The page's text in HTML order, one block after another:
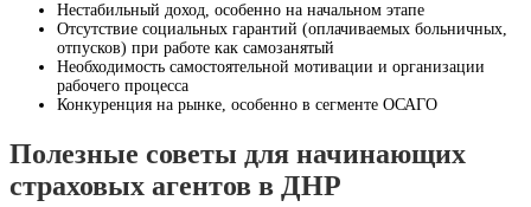
Нестабильный доход, особенно на начальном этапе
Отсутствие социальных гарантий (оплачиваемых больничных,
отпусков) при работе как самозанятый
Необходимость самостоятельной мотивации и организации
рабочего процесса
Конкуренция на рынке, особенно в сегменте ОСАГО
Полезные советы для начинающих
страховых агентов в ДНР